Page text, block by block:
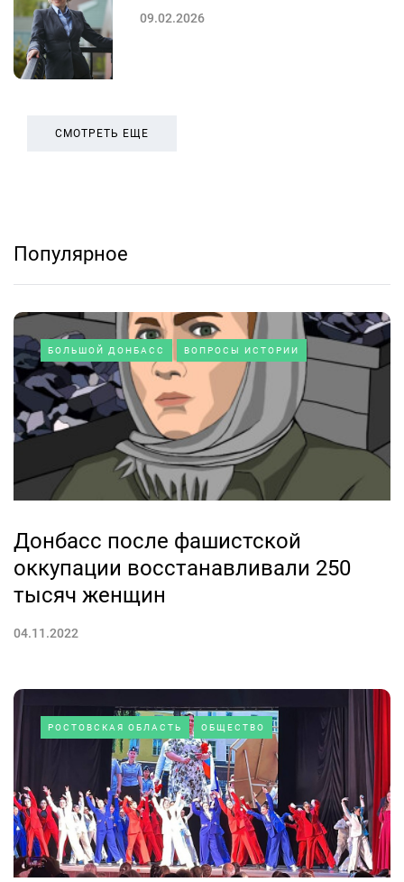
09.02.2026
СМОТРЕТЬ ЕЩЕ
Популярное
БОЛЬШОЙ ДОНБАСС ВОПРОСЫ ИСТОРИИ
Донбасс после фашистской
оккупации восстанавливали 250
тысяч женщин
04.11.2022
РОСТОВСКАЯ ОБЛАСТЬ ОБЩЕСТВО